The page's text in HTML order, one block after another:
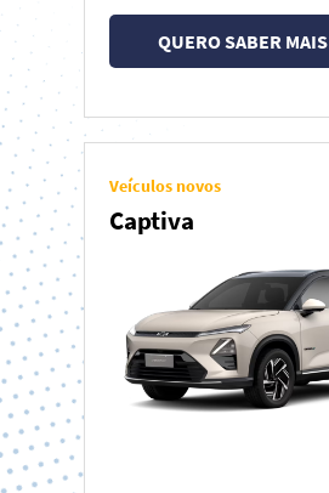
QUERO SABER MAIS
Veículos novos
Captiva